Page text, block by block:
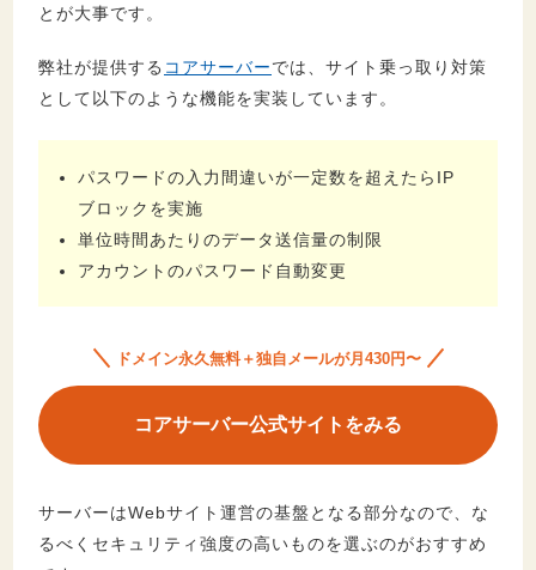
とが大事です。
弊社が提供する コアサーバーでは、サイト乗っ取り対策
として以下のような機能を実装しています。
パスワードの入力間違いが一定数を超えたらIP
ブロックを実施
単位時間あたりのデータ送信量の制限
アカウントのパスワード自動変更
ドメイン永久無料＋独自メールが月430円〜
コアサーバー公式サイトをみる
サーバーはWebサイト運営の基盤となる部分なので、な
るべくセキュリティ強度の高いものを選ぶのがおすすめ